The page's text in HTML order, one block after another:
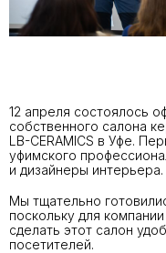
12 апреля состоялось
собственного салона
LB-CERAMICS в Уфе.
уфимского
и дизайнеры интерьера.
Мы тщательно
поскольку для
сделать этот салон
посетителей.